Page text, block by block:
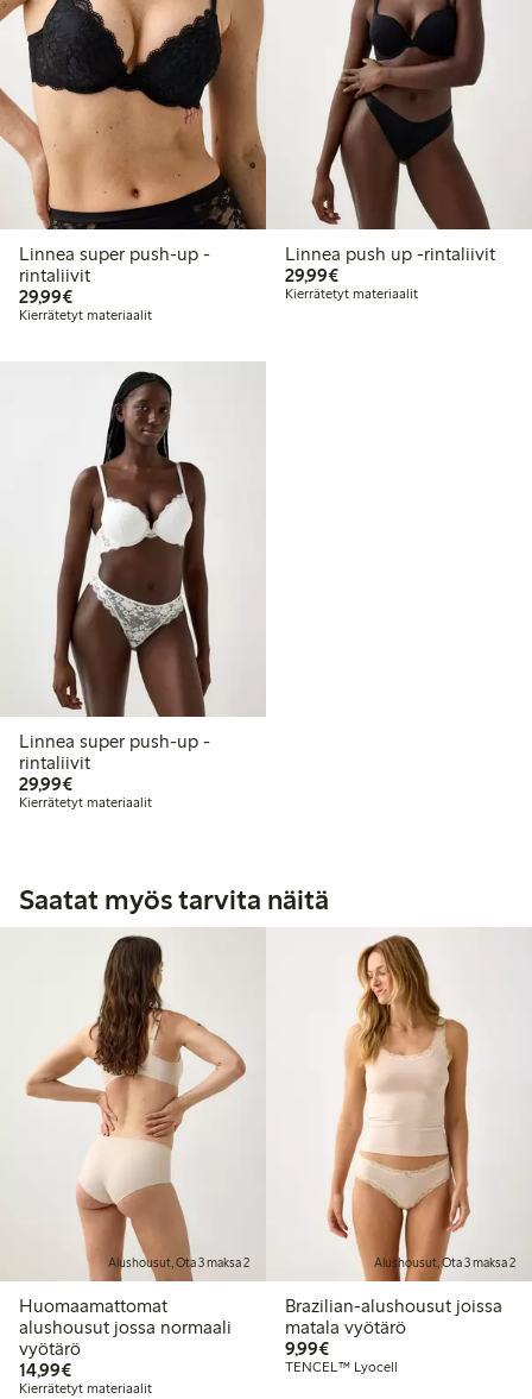
Linnea super push-up -
rintaliivit
29,99€29,99 €
Kierrätetyt materiaalit
Linnea push up -rintaliivit
29,99€29,99 €
Kierrätetyt materiaalit
Linnea super push-up -
rintaliivit
29,99€29,99 €
Kierrätetyt materiaalit
Saatat myös tarvita näitä
Alushousut, Ota 3 maksa 2
Huomaamattomat
alushousut jossa normaali
vyötärö
14,99€14,99 €
Kierrätetyt materiaalit
Alushousut, Ota 3 maksa 2
Brazilian-alushousut joissa
matala vyötärö
9,99€9,99 €
TENCEL™ Lyocell